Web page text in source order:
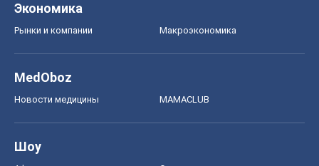
Экономика
Рынки и компании Mакроэкономика
MedOboz
Новости медицины MAMACLUB
Шоу